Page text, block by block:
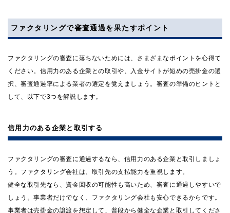
ファクタリングで審査通過を果たすポイント
ファクタリングの審査に落ちないためには、さまざまなポイントを心得て
ください。信用力のある企業との取引や、入金サイトが短めの売掛金の選
択、審査通過率による業者の選定を覚えましょう。審査の準備のヒントと
して、以下で3つを解説します。
信用力のある企業と取引する
ファクタリングの審査に通過するなら、信用力のある企業と取引しましょ
う。ファクタリング会社は、取引先の支払能力を重視します。
健全な取引先なら、資金回収の可能性も高いため、審査に通過しやすいで
しょう。事業者だけでなく、ファクタリング会社も安心できるからです。
事業者は売掛金の譲渡を想定して、普段から健全な企業と取引してくださ